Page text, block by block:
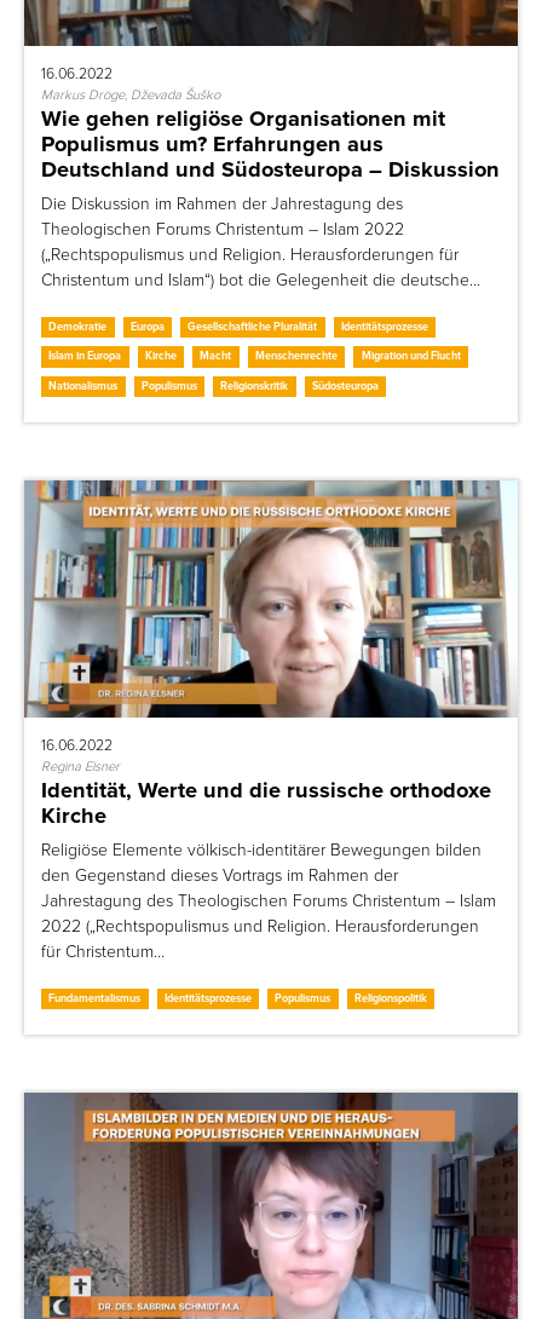
16.06.2022
Markus Dröge, Dževada Šuško
Wie gehen religiöse Organisationen mit
Populismus um? Erfahrungen aus
Deutschland und Südosteuropa – Diskussion
Die Diskussion im Rahmen der Jahrestagung des
Theologischen Forums Christentum – Islam 2022
(„Rechtspopulismus und Religion. Herausforderungen für
Christentum und Islam“) bot die Gelegenheit die deutsche…
Demokratie Europa Gesellschaftliche Pluralität
Identitätsprozesse
Islam in Europa
Kirche Macht Menschenrechte
Migration und Flucht
Nationalismus
Populismus Religionskritik Südosteuropa
16.06.2022
Regina Elsner
Identität, Werte und die russische orthodoxe
Kirche
Religiöse Elemente völkisch-identitärer Bewegungen bilden
den Gegenstand dieses Vortrags im Rahmen der
Jahrestagung des Theologischen Forums Christentum – Islam
2022 („Rechtspopulismus und Religion. Herausforderungen
für Christentum…
Fundamentalismus Identitätsprozesse Populismus Religionspolitik